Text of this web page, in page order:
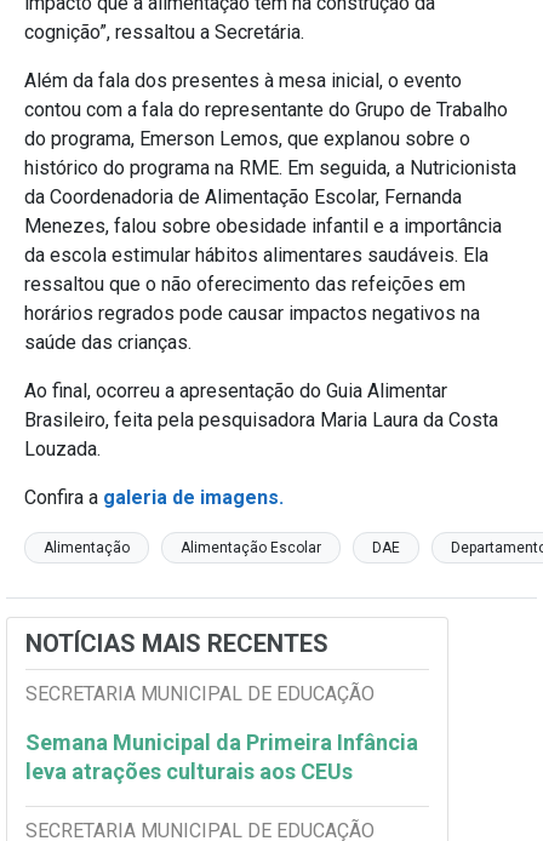
cognição”, ressaltou a Secretária.
Além da fala dos presentes à mesa inicial, o evento
contou com a fala do representante do Grupo de Trabalho
do programa, Emerson Lemos, que explanou sobre o
histórico do programa na RME. Em seguida, a Nutricionista
da Coordenadoria de Alimentação Escolar, Fernanda
Menezes, falou sobre obesidade infantil e a importância
da escola estimular hábitos alimentares saudáveis. Ela
ressaltou que o não oferecimento das refeições em
horários regrados pode causar impactos negativos na
saúde das crianças.
Ao final, ocorreu a apresentação do Guia Alimentar
Brasileiro, feita pela pesquisadora Maria Laura da Costa
Louzada.
Confira a galeria de imagens.
Alimentação Alimentação Escolar DAE
NOTÍCIAS MAIS RECENTES
SECRETARIA MUNICIPAL DE EDUCAÇÃO
Semana Municipal da Primeira Infância
leva atrações culturais aos CEUs
SECRETARIA MUNICIPAL DE EDUCAÇÃO